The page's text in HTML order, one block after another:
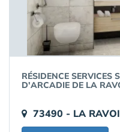
RÉSIDENCE SERVICES
D'ARCADIE DE LA
73490 - LA